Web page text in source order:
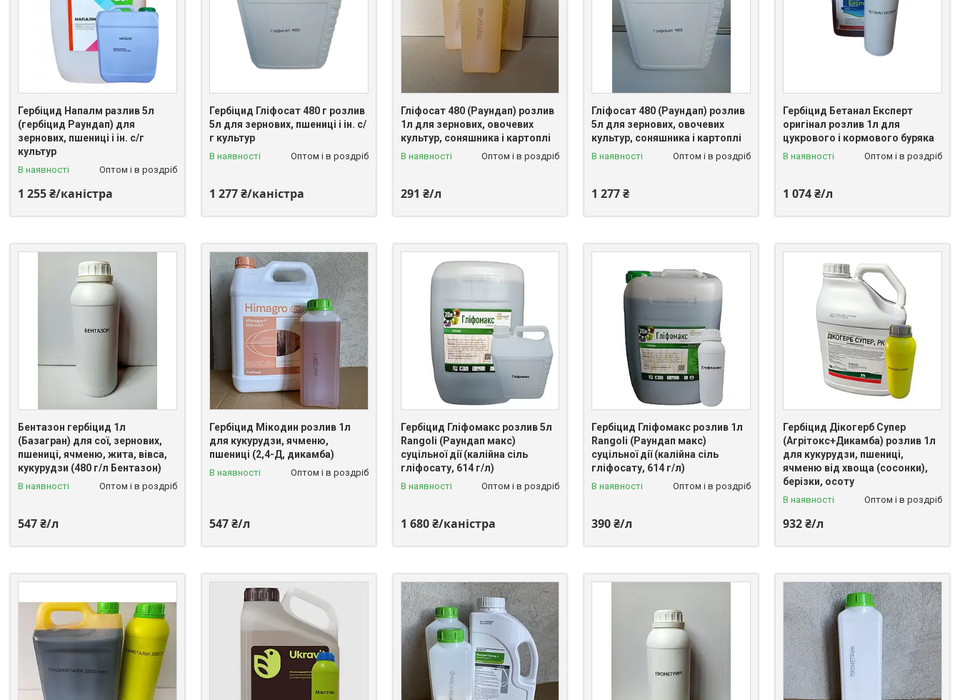
Гербіцид Напалм разлив 5л
(гербіцид Раундап) для
зернових, пшениці і ін. с/г
культур
В наявності Оптом і в роздріб
1 255 ₴/каністра
Гербіцид Гліфосат 480 г розлив
5л для зернових, пшениці і ін. с/
г культур
В наявності Оптом і в роздріб
1 277 ₴/каністра
Гліфосат 480 (Раундап) розлив
1л для зернових, овочевих
культур, соняшника і картоплі
В наявності Оптом і в роздріб
291 ₴/л
Гліфосат 480 (Раундап) розлив
5л для зернових, овочевих
культур, соняшника і картоплі
В наявності Оптом і в роздріб
1 277 ₴
Гербіцид Бетанал Експерт
оригінал розлив 1л для
цукрового і кормового буряка
В наявності Оптом і в роздріб
1 074 ₴/л
Бентазон гербіцид 1л
(Базагран) для сої, зернових,
пшениці, ячменю, жита, вівса,
кукурудзи (480 г/л Бентазон)
В наявності Оптом і в роздріб
547 ₴/л
Гербіцид Мікодин розлив 1л
для кукурудзи, ячменю,
пшениці (2,4-Д, дикамба)
В наявності Оптом і в роздріб
547 ₴/л
Гербіцид Гліфомакс розлив 5л
Rangoli (Раундап макс)
суцільної дії (калійна сіль
гліфосату, 614 г/л)
В наявності Оптом і в роздріб
1 680 ₴/каністра
Гербіцид Гліфомакс розлив 1л
Rangoli (Раундап макс)
суцільної дії (калійна сіль
гліфосату, 614 г/л)
В наявності Оптом і в роздріб
390 ₴/л
Гербіцид Дікогерб Супер
(Агрітокс+Дикамба) розлив 1л
для кукурудзи, пшениці,
ячменю від хвоща (сосонки),
берізки, осоту
В наявності Оптом і в роздріб
932 ₴/л